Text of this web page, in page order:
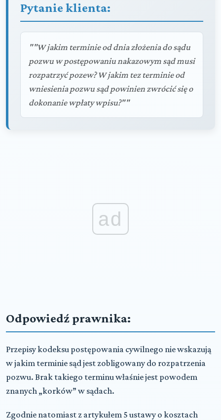
Pytanie klienta:
""W jakim terminie od dnia złożenia do sądu
pozwu w postępowaniu nakazowym sąd musi
rozpatrzyć pozew? W jakim tez terminie od
wniesienia pozwu sąd powinien zwrócić się o
dokonanie wpłaty wpisu?""
ad
Odpowiedź prawnika:
Przepisy kodeksu postępowania cywilnego nie wskazują
w jakim terminie sąd jest zobligowany do rozpatrzenia
pozwu. Brak takiego terminu właśnie jest powodem
znanych „korków” w sądach.
Zgodnie natomiast z artykułem 5 ustawy o kosztach